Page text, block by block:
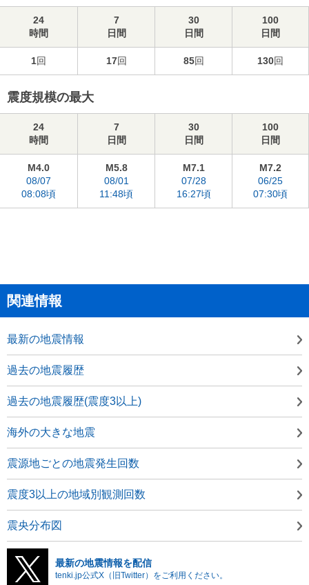
24
時間
7
日間
30
日間
100
日間
1回 17回 85回 130回
震度規模の最大
24
時間
7
日間
30
日間
100
日間
M4.0
08/07
08:08頃
M5.8
08/01
11:48頃
M7.1
07/28
16:27頃
M7.2
06/25
07:30頃
関連情報
最新の地震情報
過去の地震履歴
過去の地震履歴(震度3以上)
海外の大きな地震
震源地ごとの地震発生回数
震度3以上の地域別観測回数
震央分布図
最新の地震情報を配信
tenki.jp公式X（旧Twitter）をご利用ください。